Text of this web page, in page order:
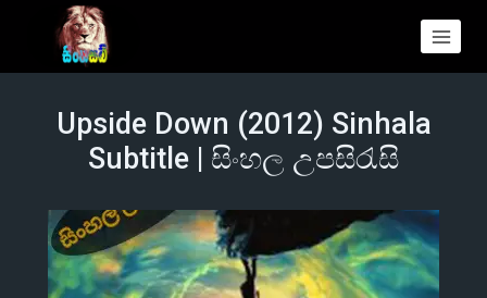
Upside Down (2012) Sinhala
Subtitle | සිංහල උපසිරැසි